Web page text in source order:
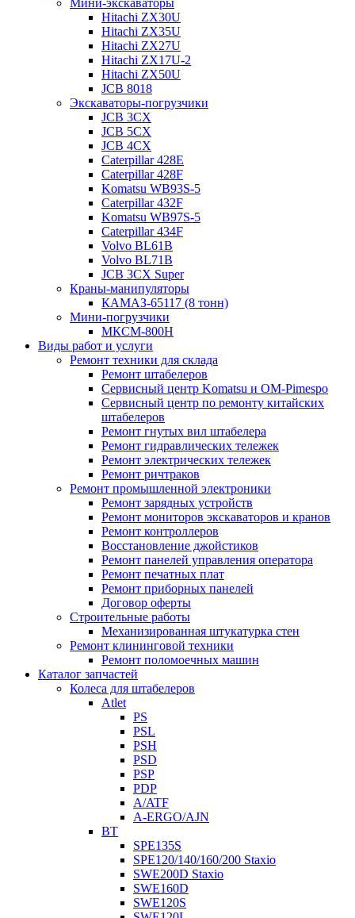
Hitachi ZX30U
Hitachi ZX35U
Hitachi ZX27U
Hitachi ZX17U-2
Hitachi ZX50U
JCB 8018
Экскаваторы-погрузчики
JCB 3CX
JCB 5CX
JCB 4CX
Caterpillar 428E
Caterpillar 428F
Komatsu WB93S-5
Caterpillar 432F
Komatsu WB97S-5
Caterpillar 434F
Volvo BL61B
Volvo BL71B
JCB 3CX Super
Краны-манипуляторы
КАМАЗ-65117 (8 тонн)
Мини-погрузчики
МКСМ-800H
Виды работ и услуги
Ремонт техники для склада
Ремонт штабелеров
Сервисный центр Komatsu и OM-Pimespo
Сервисный центр по ремонту китайских
штабелеров
Ремонт гнутых вил штабелера
Ремонт гидравлических тележек
Ремонт электрических тележек
Ремонт ричтраков
Ремонт промышленной электроники
Ремонт зарядных устройств
Ремонт мониторов экскаваторов и кранов
Ремонт контроллеров
Восстановление джойстиков
Ремонт панелей управления оператора
Ремонт печатных плат
Ремонт приборных панелей
Договор оферты
Строительные работы
Механизированная штукатурка стен
Ремонт клининговой техники
Ремонт поломоечных машин
Каталог запчастей
Колеса для штабелеров
Atlet
PS
PSL
PSH
PSD
PSP
PDP
A/ATF
A-ERGO/AJN
BT
SPE135S
SPE120/140/160/200 Staxio
SWE200D Staxio
SWE160D
SWE120S